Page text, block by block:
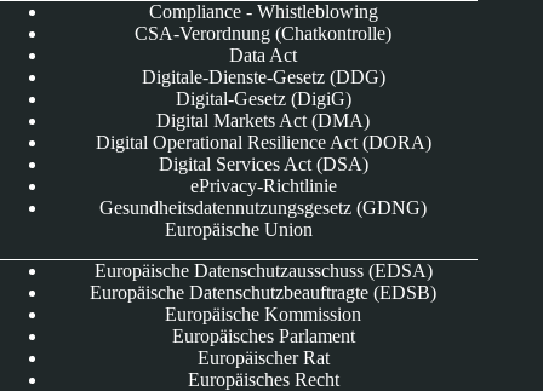
Compliance - Whistleblowing
CSA-Verordnung (Chatkontrolle)
Data Act
Digitale-Dienste-Gesetz (DDG)
Digital-Gesetz (DigiG)
Digital Markets Act (DMA)
Digital Operational Resilience Act (DORA)
Digital Services Act (DSA)
ePrivacy-Richtlinie
Gesundheitsdatennutzungsgesetz (GDNG)
Europäische Union
Europäische Datenschutzausschuss (EDSA)
Europäische Datenschutzbeauftragte (EDSB)
Europäische Kommission
Europäisches Parlament
Europäischer Rat
Europäisches Recht